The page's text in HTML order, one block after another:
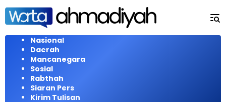
Langsung
konten
Nasional
Daerah
Mancanegara
Sosial
Rabthah
Siaran Pers
Kirim Tulisan